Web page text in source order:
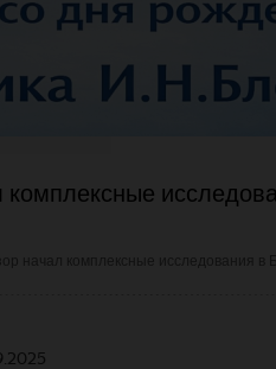
комплексные